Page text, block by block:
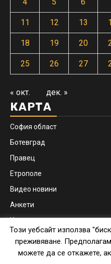
11 12 13
18 19 20
25 26 27
« окт. дек. »
КАРТА
София област
Ботевград
Правец
Етрополе
Видео новини
Анкети
Контакти
Copyright ©
Този уебсайт използва
преживяване.
можете да се откажете,